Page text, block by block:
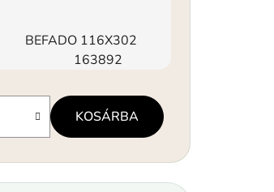
BEFADO 116X302
163892
KOSÁRBA